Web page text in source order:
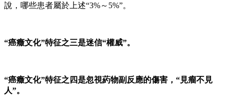
說，哪些患者屬於上述“3%～5%”。
“癌癥文化”特征之三是迷信“權威”。
“癌癥文化”特征之四是忽視葯物副反應的傷害，“見瘤不見
人”。